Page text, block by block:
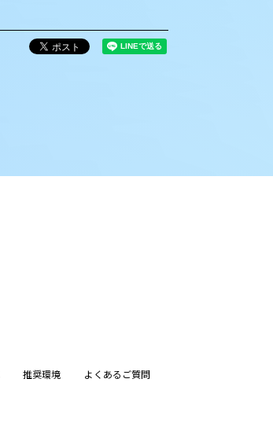
推奨環境 よくあるご質問